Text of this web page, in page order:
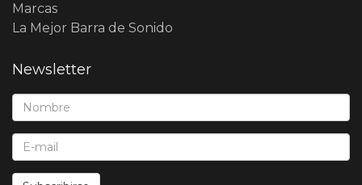
Marcas
La Mejor Barra de Sonido
Newsletter
Nombre*:
E-Mail*: